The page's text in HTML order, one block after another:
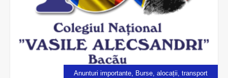
Anunturi importante, Burse, alocații, transport